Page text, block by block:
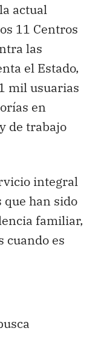
actual
11 Centros
las
el Estado,
mil usuarias
en
de trabajo
integral
que han sido
familiar,
cuando es